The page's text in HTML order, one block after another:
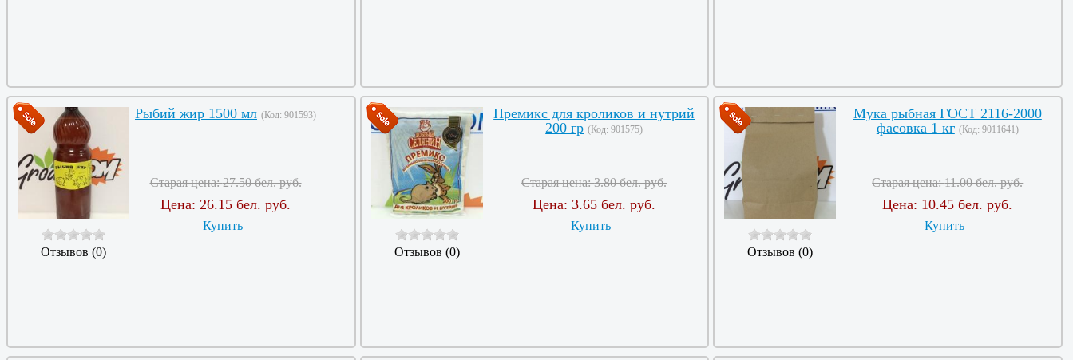
Отзывов (0)
Рыбий жир 1500 мл (Код: 901593)
Старая цена:27.50 бел. руб.
Цена: 26.15 бел. руб.
Купить
Отзывов (0)
Премикс для кроликов и нутрий
200 гр (Код:901575)
Старая цена:3.80 бел. руб.
Цена:3.65 бел. руб.
Купить
Отзывов (0)
Мука рыбная ГОСТ 2116-2000
фасовка 1 кг (Код: 9011641)
Старая цена:11.00 бел. руб.
Цена: 10.45 бел. руб.
Купить